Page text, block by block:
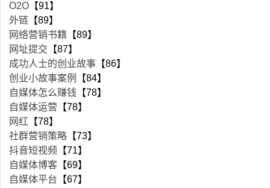
O2O 【91】
外链 【89】
网络营销书籍 【89】
网址提交 【87】
成功人士的创业故事 【86】
创业小故事案例
【84】
自媒体怎么赚钱 【78】
自媒体运营 【78】
网红 【78】
社群营销策略 【73】
抖音短视频 【71】
自媒体博客 【69】
自媒体平台 【67】